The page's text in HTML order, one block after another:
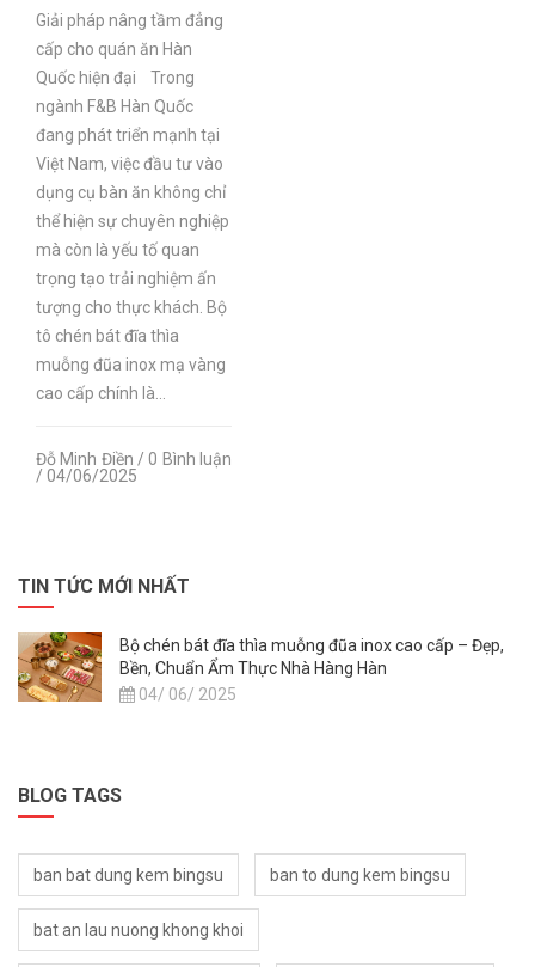
Giải pháp nâng tầm đẳng
cấp cho quán ăn Hàn
Quốc hiện đại Trong
ngành F&B Hàn Quốc
đang phát triển mạnh tại
Việt Nam, việc đầu tư vào
dụng cụ bàn ăn không chỉ
thể hiện sự chuyên nghiệp
mà còn là yếu tố quan
trọng tạo trải nghiệm ấn
tượng cho thực khách. Bộ
tô chén bát đĩa thìa
muỗng đũa inox mạ vàng
cao cấp chính là...
Đỗ Minh Điền / 0 Bình luận
/ 04/06/2025
TIN TỨC MỚI NHẤT
Bộ chén bát đĩa thìa muỗng đũa inox cao cấp – Đẹp,
Bền, Chuẩn Ẩm Thực Nhà Hàng Hàn
04/ 06/ 2025
BLOG TAGS
ban bat dung kem bingsu ban to dung kem bingsu
bat an lau nuong khong khoi